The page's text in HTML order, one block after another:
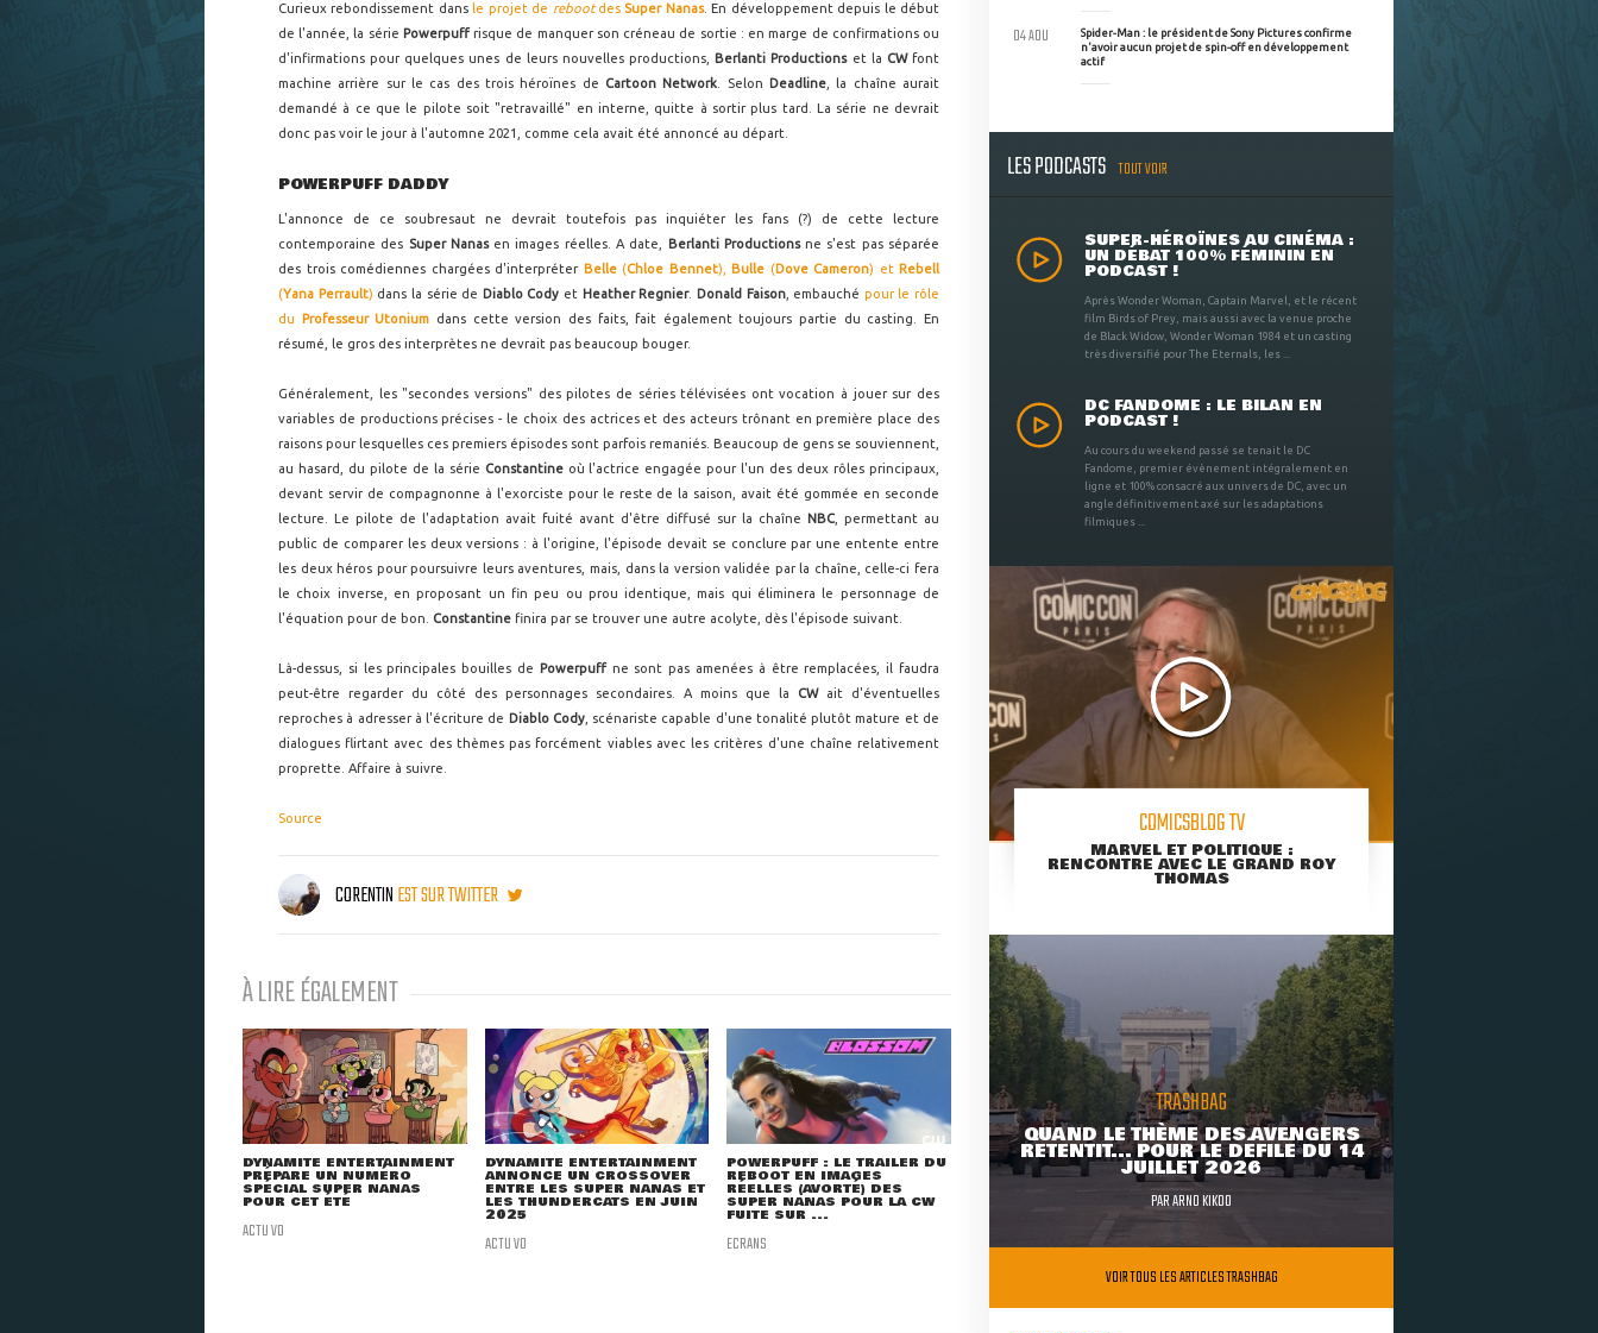
Curieux rebondissement dans le projet de rebootdes Super Nanas. En développement depuis le début
de l'année, la série Powerpuffrisque de manquer son créneau de sortie : en marge de confirmations ou
d'infirmations pour quelques unes de leurs nouvelles productions, Berlanti Productionset la CWfont
machine arrière sur le cas des trois héroïnes de Cartoon Network . Selon Deadline , la chaîne aurait
demandé à ce que le pilote soit "retravaillé" en interne, quitte à sortir plus tard. La série ne devrait
donc pas voir le jour à l'automne 2021, comme cela avait été annoncé au départ.
POWERPUFF DADDY
L'annonce de ce soubresaut ne devrait toutefois pas inquiéter les fans (?) de cette lecture
contemporaine des Super Nanasen images réelles. A date, Berlanti Productionsne s'est pas séparée
des trois comédiennes chargées d'interpréter Belle (Chloe Bennet), Bulle (Dove Cameron) et Rebell
(Yana Perrault) dans la série de Diablo Cody et Heather Regnier. Donald Faison, embauché pour le rôle
du
Professeur Utonium dans cette version des faits, fait également toujours partie du casting. En
résumé, le gros des interprètes ne devrait pas beaucoup bouger.
Généralement, les "secondes versions" des pilotes de séries télévisées ont vocation à jouer sur des
variables de productions précises - le choix des actrices et des acteurs trônant en première place des
raisons pour lesquelles ces premiers épisodes sont parfois remaniés. Beaucoup de gens se souviennent,
au hasard, du pilote de la série Constantineoù l'actrice engagée pour l'un des deux rôles principaux,
devant servir de compagnonne à l'exorciste pour le reste de la saison, avait été gommée en seconde
lecture. Le pilote de l'adaptation avait fuité avant d'être diffusé sur la chaîne
NBC , permettant au
public de comparer les deux versions : à l'origine, l'épisode devait se conclure par une entente entre
les deux héros pour poursuivre leurs aventures, mais, dans la version validée par la chaîne, celle-ci fera
le choix inverse, en proposant un fin peu ou prou identique, mais qui éliminera le personnage de
l'équation pour de bon. Constantine finira par se trouver une autre acolyte, dès l'épisode suivant.
Là-dessus, si les principales bouilles de Powerpuffne sont pas amenées à être remplacées, il faudra
peut-être regarder du côté des personnages secondaires. A moins que la CWait d'éventuelles
reproches à adresser à l'écriture de Diablo Cody, scénariste capable d'une tonalité plutôt mature et de
dialogues flirtant avec des thèmes pas forcément viables avec les critères d'une chaîne relativement
proprette. Affaire à suivre.
Source
CORENTINEST SUR TWITTER
À LIRE ÉGALEMENT
DYNAMITE ENTERTAINMENT
PRÉPARE UN NUMÉRO
SPÉCIAL SUPER NANAS
POUR CET ÉTÉ
ACTU VO
DYNAMITE ENTERTAINMENT
ANNONCE UN CROSSOVER
ENTRE LES SUPER NANAS ET
LES THUNDERCATS EN JUIN
2025
ACTU VO
POWERPUFF : LE TRAILER DU
REBOOT EN IMAGES
RÉELLES (AVORTÉ) DES
SUPER NANAS POUR LA CW
FUITE SUR ...
ECRANS
Spider-Man : le président de Sony Pictures confirme
n'avoir aucun projet de spin-off en développement
actif
04 AOU
LES PODCASTS TOUT VOIR
SUPER-HÉROÏNES AU CINÉMA :
UN DÉBAT 100% FÉMININ EN
PODCAST !
Après Wonder Woman, Captain Marvel, et le récent
film Birds of Prey, mais aussi avec la venue proche
de Black Widow, Wonder Woman 1984 et un casting
très diversifié pour The Eternals, les ...
DC FANDOME : LE BILAN EN
PODCAST !
Au cours du weekend passé se tenait le DC
Fandome, premier évènement intégralement en
ligne et 100% consacré aux univers de DC, avec un
angle définitivement axé sur les adaptations
filmiques ...
COMICSBLOG TV
MARVEL ET POLITIQUE :
RENCONTRE AVEC LE GRAND ROY
THOMAS
TRASHBAG
QUAND LE THÈME DES AVENGERS
RETENTIT... POUR LE DÉFILÉ DU 14
JUILLET 2026
PARARNO KIKOO
VOIR TOUS LES ARTICLES TRASHBAG